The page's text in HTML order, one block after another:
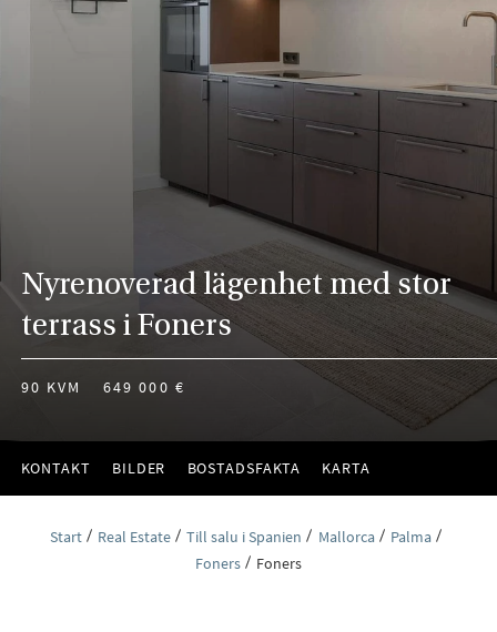
Nyrenoverad lägenhet med stor
terrass i Foners
90 KVM 649 000 €
KONTAKT BILDER BOSTADSFAKTA KARTA
Start Real Estate Till salu i Spanien Mallorca
Palma
Foners
Foners